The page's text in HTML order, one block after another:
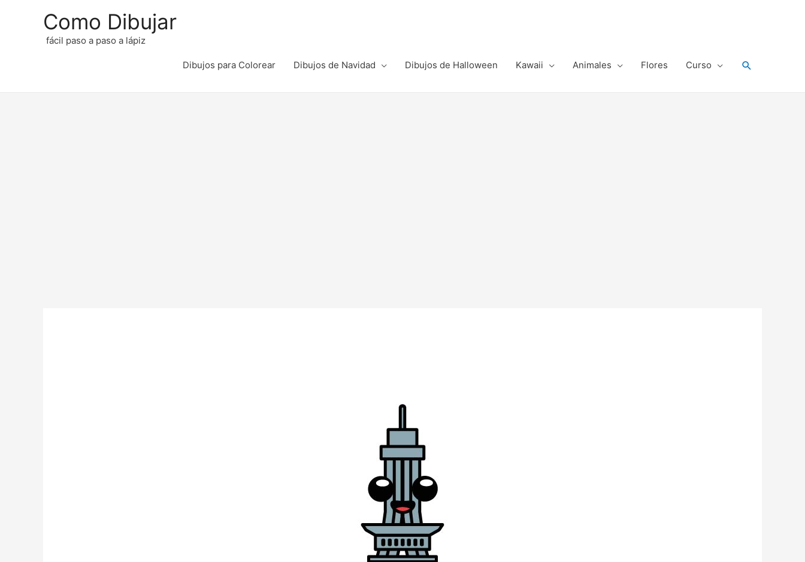
Como Dibujar
fácil paso a paso a lápiz
Dibujos para Colorear Dibujos de Navidad Dibujos de Halloween Kawaii Animales Flores Curso Buscar